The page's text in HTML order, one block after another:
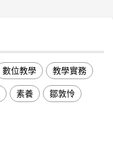
數位教學
教學實務
素養
鄒敦怜